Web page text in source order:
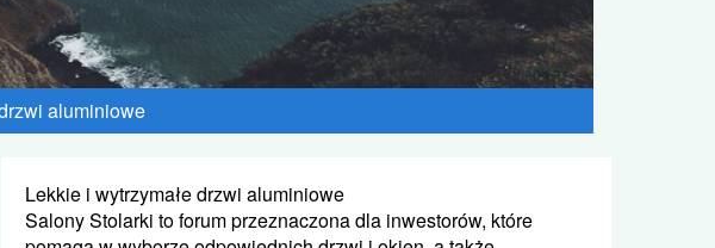
aluminiowe
Lekkie i wytrzymałe drzwi aluminiowe
Salony Stolarki to forum przeznaczona dla inwestorów, które